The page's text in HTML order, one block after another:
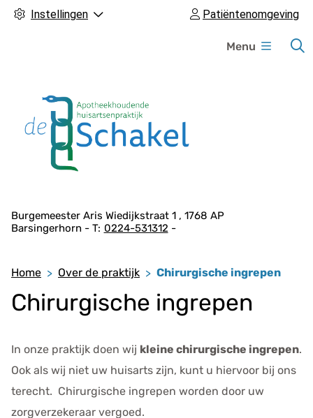
Instellingen Patiëntenomgeving
Menu
A
d
e
g
e
v
e
n
Burgemeester Aris Wiedijkstraat 1
1768 AP
Barsingerhorn
0224-531312
Home Over de praktijk Chirurgische ingrepen
Chirurgische ingrepen
In onze praktijk doen wij kleine chirurgische ingrepen.
Ook als wij niet uw huisarts zijn, kunt u hiervoor bij ons
terecht. Chirurgische ingrepen worden door uw
zorgverzekeraar vergoed.